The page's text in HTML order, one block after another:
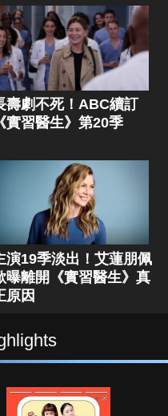
壽劇不死！ABC續訂
《實習醫生》第20季
演19季淡出！艾蓮朋佩
曝離開《實習醫生》真
原因